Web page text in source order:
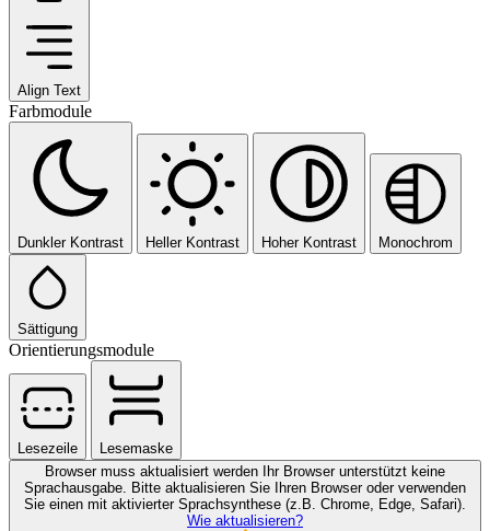
Align Text
Farbmodule
Dunkler Kontrast Heller Kontrast Hoher Kontrast Monochrom
Sättigung
Orientierungsmodule
Lesezeile
Lesemaske
Browser muss aktualisiert werden
Ihr Browser unterstützt keine
Sprachausgabe. Bitte aktualisieren Sie Ihren Browser oder verwenden
Sie einen mit aktivierter Sprachsynthese (z.B. Chrome, Edge, Safari).
Wie aktualisieren?